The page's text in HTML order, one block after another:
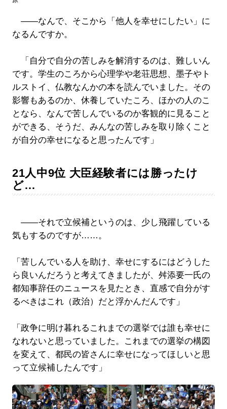
――なんで、そこから「他人を幸せにしたい」に
なるんですか。
「自分で自分の苦しみを解消するのは、難しいん
です。学生のころから心理学や老荘思想、墨子やト
ルストイ、仏教なんかの本を読んでいました。その
影響もあるのか、休養していたころ、ほかの人のこ
となら、なんで苦しんでいるのか客観的に見ること
ができる、そうだ、みんなの苦しみを取り除くこと
が自分の幸せになると思ったんです」
21人中9位 大臣経験者には勝ったけ
ど…
――それで立候補というのは、少し飛躍している
気もするのですが……。
「苦しんでいる人を助け、幸せにするにはどうした
ら良いんだろうと考えてきましたが、舛添要一氏の
都知事辞任のニュースを見たとき、直感で自分がす
るべきはこれ（政治）だと浮かんだんです」
「政争に明け暮れるこれまでの選挙では誰も幸せに
なれないと思っていました。これまでの選挙の構図
を変えて、都民の皆さんに幸せになってほしいと思
って立候補したんです」